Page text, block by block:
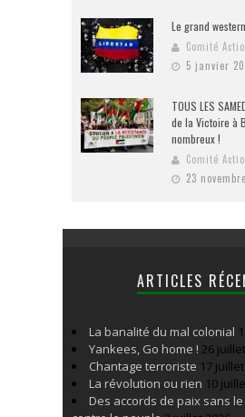
Le grand
Comité
5 janvier
TOUS LES
de la Victoire à
nombreux !
Comité
23
ARTICLES
La banalité du mal colonial
Yankees, Go home ! 26
Chantage terroriste 17
La révolution ou rien 10
Des accords de paix sans